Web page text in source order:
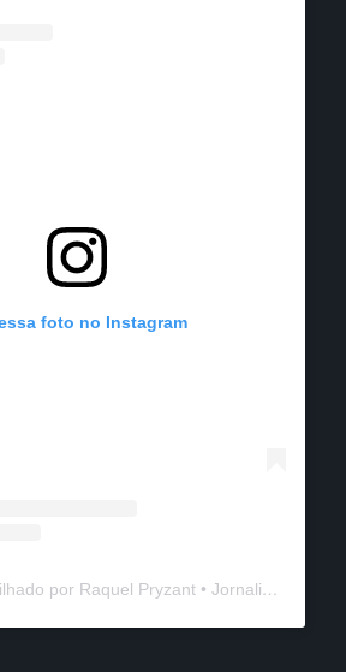
foto no Instagram
Um post compartilhado por Raquel Pryzant • Jornalismo de Viagem (@solanomundo)